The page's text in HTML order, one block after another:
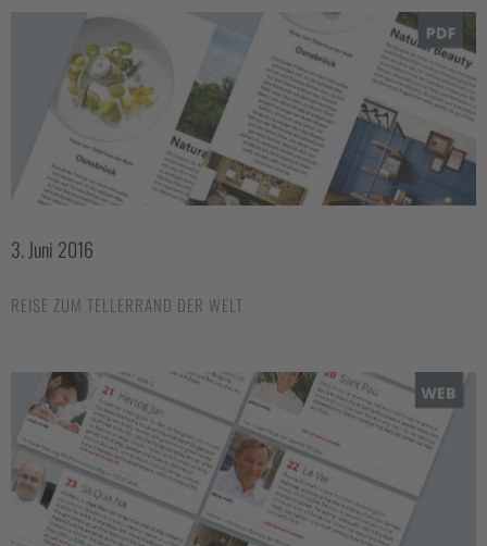
3. Juni 2016
REISE ZUM TELLERRAND DER WELT